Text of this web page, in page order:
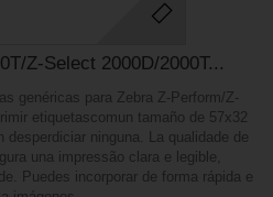
Z-Select 2000D/2000T...
genéricas para Zebra Z-Perform/Z-
etiquetascomun tamaño de 57x32
ninguna. La qualidade de
una impressão clara e legible,
Puedes incorporar de forma rápida e